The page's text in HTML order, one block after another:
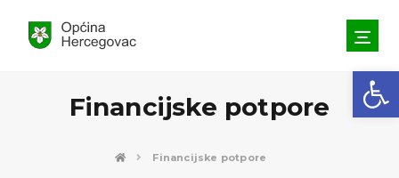
Open toolbar
Financijske potpore
Financijske potpore